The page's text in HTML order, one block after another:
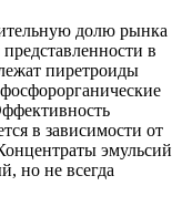
долю рынка
в
пиретроиды
в зависимости от
эмульсий
но не всегда